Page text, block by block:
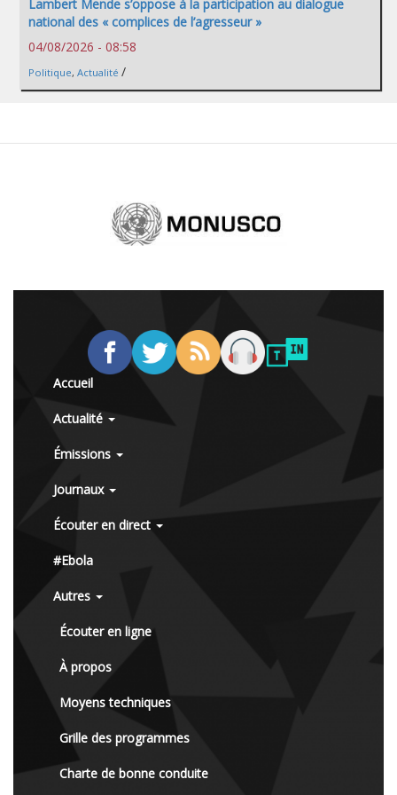
Lambert Mende s’oppose à la participation au dialogue
national des « complices de l’agresseur »
04/08/2026 - 08:58
Politique, Actualité /
Accueil
Actualité
Émissions
Journaux
Écouter en direct
#Ebola
Autres
Écouter en ligne
À propos
Moyens techniques
Grille des programmes
Charte de bonne conduite